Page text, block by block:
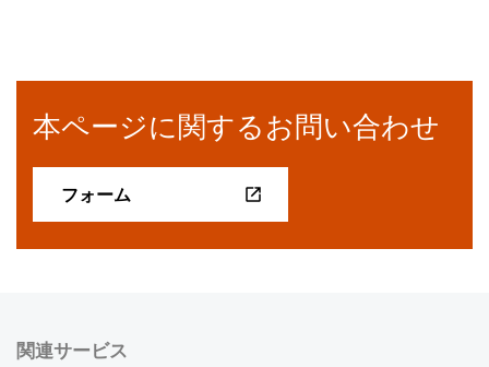
本ページに関するお問い合わせ
フォーム
関連サービス